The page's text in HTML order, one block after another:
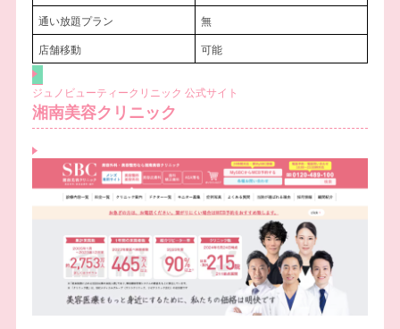
通い放題プラン
無
店舗移動
可能
ジュノビューティークリニック 公式サイト
湘南美容クリニック